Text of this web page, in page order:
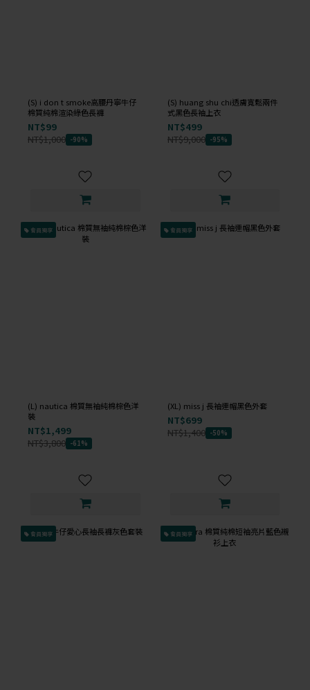
(S) i don t smoke高腰丹寧牛仔
棉質純棉渲染綠色長褲
NT$99
NT$1,000 -90%
(S) huang shu chi透膚寬鬆兩件
式黑色長袖上衣
NT$499
NT$9,000 -95%
會員獨享
(L) nautica 棉質無袖純棉棕色洋
裝
NT$1,499
NT$3,800 -61%
會員獨享
(XL) miss j 長袖連帽黑色外套
NT$699
NT$1,400 -50%
會員獨享 會員獨享